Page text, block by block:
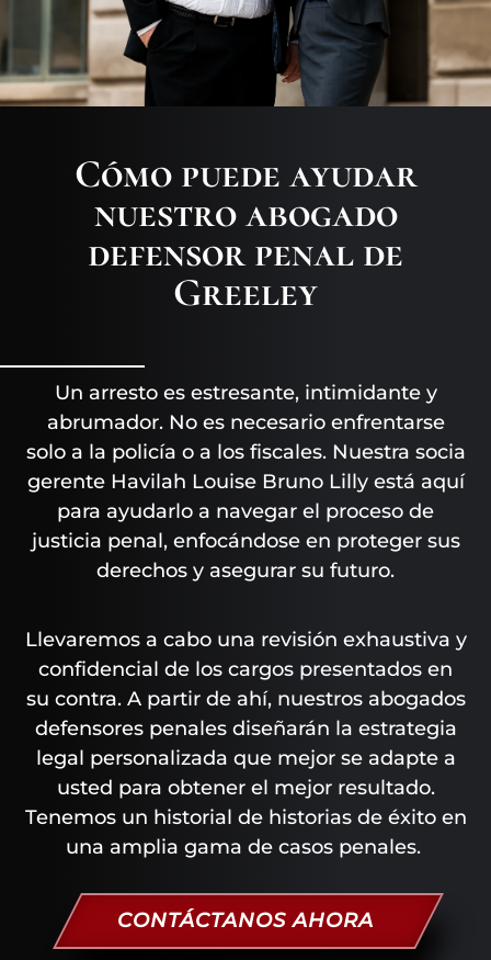
CONTÁCTANOS AHORA
Cómo puede ayudar
nuestro abogado
defensor penal de
Greeley
Un arresto es estresante, intimidante y
abrumador. No es necesario enfrentarse
solo a la policía o a los fiscales. Nuestra socia
gerente Havilah Louise Bruno Lilly está aquí
para ayudarlo a navegar el proceso de
justicia penal, enfocándose en proteger sus
derechos y asegurar su futuro.
Llevaremos a cabo una revisión exhaustiva y
confidencial de los cargos presentados en
su contra. A partir de ahí, nuestros abogados
defensores penales diseñarán la estrategia
legal personalizada que mejor se adapte a
usted para obtener el mejor resultado.
Tenemos un historial de historias de éxito en
una amplia gama de casos penales.